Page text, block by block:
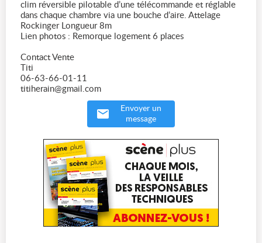
clim réversible pilotable d’une télécommande et réglable
dans chaque chambre via une bouche d’aire. Attelage
Rockinger Longueur 8m
Lien photos : Remorque logement 6 places
Contact Vente
Titi
06-63-66-01-11
titiherain@gmail.com
Envoyer un
message